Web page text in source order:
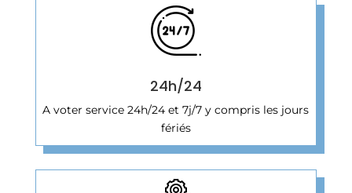
24h/24
A voter service 24h/24 et 7j/7 y compris les jours
fériés